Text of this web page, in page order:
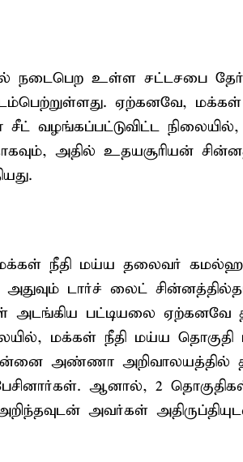
நடைபெற உள்ள சட்டசபை
ஏற்கனவே,
சீட் வழங்கப்பட்டுவிட்ட
அதில் உதயசூரியன்
நீதி மய்ய தலைவர்
டார்ச் லைட்
அடங்கிய பட்டியலை ஏற்கனவே
மக்கள் நீதி மய்ய தொகுதி
அண்ணா அறிவாலயத்தில்
ஆனால், 2
அவர்கள்